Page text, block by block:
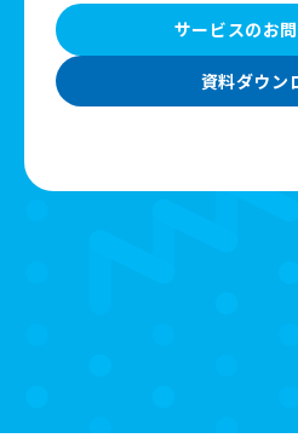
サービスのお
資料ダウン